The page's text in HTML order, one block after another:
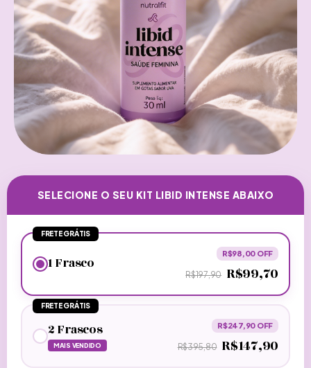
SELECIONE O SEU KIT LIBID INTENSE ABAIXO
FRETE GRÁTIS
1 Frasco
R$98,00 OFF
R$197,90 R$99,70
FRETE GRÁTIS
2 Frascos
MAIS VENDIDO
R$247,90 OFF
R$395,80 R$147,90